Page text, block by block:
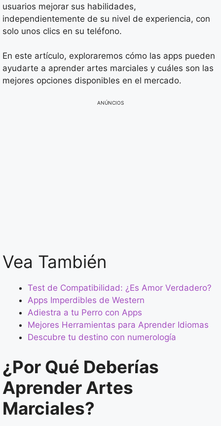
usuarios mejorar sus habilidades,
independientemente de su nivel de experiencia, con
solo unos clics en su teléfono.
En este artículo, exploraremos cómo las apps pueden
ayudarte a aprender artes marciales y cuáles son las
mejores opciones disponibles en el mercado.
ANÚNCIOS
Vea También
Test de Compatibilidad: ¿Es Amor Verdadero?
Apps Imperdibles de Western
Adiestra a tu Perro con Apps
Mejores Herramientas para Aprender Idiomas
Descubre tu destino con numerología
¿Por Qué Deberías
Aprender Artes
Marciales?